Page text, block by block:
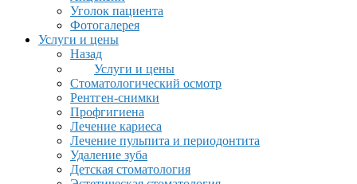
Уголок пациента
Фотогалерея
Услуги и цены
Назад
Услуги и цены
Стоматологический осмотр
Рентген-снимки
Профгигиена
Лечение кариеса
Лечение пульпита и периодонтита
Удаление зуба
Детская стоматология